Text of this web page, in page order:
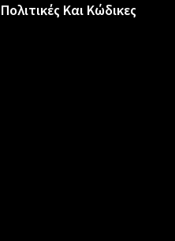
Πολιτικές Και Κώδικες